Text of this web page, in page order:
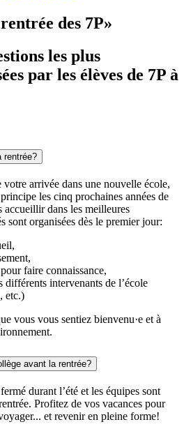
des 7P»
les plus
par les élèves de 7P à
rentrée?
arrivée dans une nouvelle école,
les cinq prochaines années de
dans les meilleures
sont organisées dès le premier jour:
faire connaissance,
différents intervenants de l’école
etc.)
vous vous sentiez bienvenu·e et à
avant la rentrée?
durant l’été et les équipes sont
Profitez de vos vacances pour
et revenir en pleine forme!